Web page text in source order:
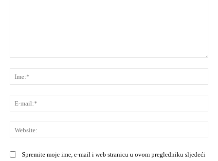
Spremite moje ime, e-mail i web stranicu u ovom pregledniku sljedeći